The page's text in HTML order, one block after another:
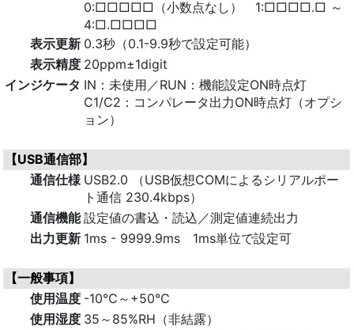
0:□□□□□（小数点なし） 1:□□□□.□ ～
4:□.□□□□
表示更新 0.3秒（0.1-9.9秒で設定可能）
表示精度 20ppm±1digit
インジケータ IN：未使用／RUN：機能設定ON時点灯
C1/C2：コンパレータ出力ON時点灯（オプシ
ョン）
【USB通信部】
通信仕様 USB2.0 （USB仮想COMによるシリアルポー
ト通信 230.4kbps）
通信機能 設定値の書込・読込／測定値連続出力
出力更新 1ms - 9999.9ms 1ms単位で設定可
【一般事項】
使用温度 -10℃～+50℃
使用湿度 35～85%RH（非結露）